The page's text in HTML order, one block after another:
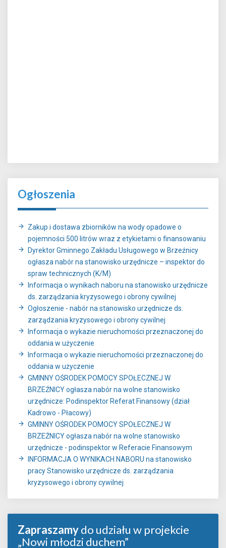
Ogłoszenia
Zakup i dostawa zbiorników na wody opadowe o
pojemności 500 litrów wraz z etykietami o finansowaniu
Dyrektor Gminnego Zakładu Usługowego w Brzeźnicy
ogłasza nabór na stanowisko urzędnicze – inspektor do
spraw technicznych (K/M)
Informacja o wynikach naboru na stanowisko urzędnicze
ds. zarządzania kryzysowego i obrony cywilnej
Ogłoszenie - nabór na stanowisko urzędnicze ds.
zarządzania kryzysowego i obrony cywilnej
Informacja o wykazie nieruchomości przeznaczonej do
oddania w użyczenie
Informacja o wykazie nieruchomości przeznaczonej do
oddania w użyczenie
GMINNY OŚRODEK POMOCY SPOŁECZNEJ W
BRZEŹNICY ogłasza nabór na wolne stanowisko
urzędnicze: Podinspektor Referat Finansowy (dział
Kadrowo - Płacowy)
GMINNY OŚRODEK POMOCY SPOŁECZNEJ W
BRZEŹNICY ogłasza nabór na wolne stanowisko
urzędnicze - podinspektor w Referacie Finansowym
INFORMACJA O WYNIKACH NABORU na stanowisko
pracy Stanowisko urzędnicze ds. zarządzania
kryzysowego i obrony cywilnej
Zapraszamydo udziału w projekcie
„Nowi młodzi duchem”